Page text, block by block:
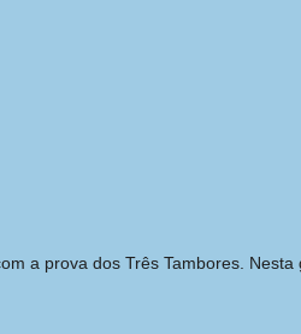
a prova dos Três Tambores.